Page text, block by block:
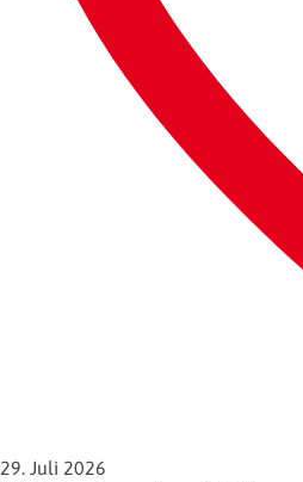
29. Juli 2026